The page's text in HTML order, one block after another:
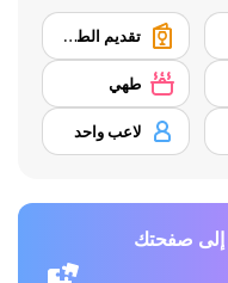
تقديم الطعام
طهي
لاعب واحد
إلى صفحتك